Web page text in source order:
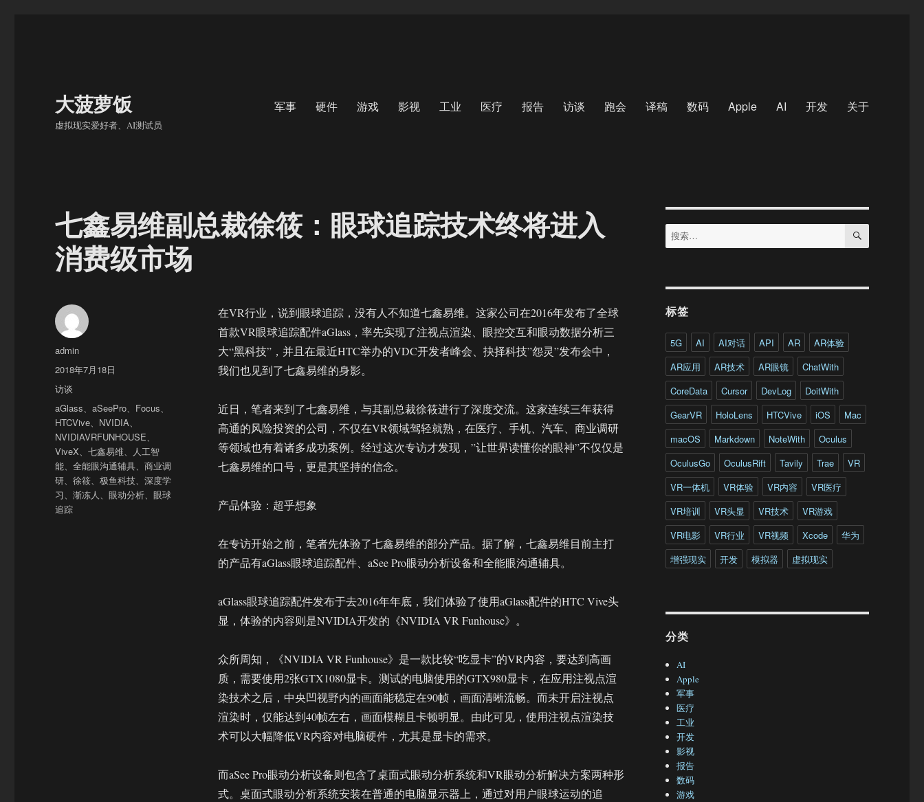
大菠萝饭
虚拟现实爱好者、AI测试员
军事 硬件 游戏 影视 工业 医疗 报告 访谈 跑会 译稿 数码 Apple AI 开发 关于
七鑫易维副总裁徐筱：眼球追踪技术终将进入
消费级市场
在VR行业，说到眼球追踪，没有人不知道七鑫易维。这家公司在2016年发布了全球
首款VR眼球追踪配件aGlass，率先实现了注视点渲染、眼控交互和眼动数据分析三
大“黑科技”，并且在最近HTC举办的VDC开发者峰会、抉择科技”怨灵”发布会中，
我们也见到了七鑫易维的身影。
近日，笔者来到了七鑫易维，与其副总裁徐筱进行了深度交流。这家连续三年获得
高通的风险投资的公司，不仅在VR领域驾轻就熟，在医疗、手机、汽车、商业调研
等领域也有着诸多成功案例。经过这次专访才发现，”让世界读懂你的眼神”不仅仅是
七鑫易维的口号，更是其坚持的信念。
产品体验：超乎想象
在专访开始之前，笔者先体验了七鑫易维的部分产品。据了解，七鑫易维目前主打
的产品有aGlass眼球追踪配件、aSee Pro眼动分析设备和全能眼沟通辅具。
aGlass眼球追踪配件发布于去2016年年底，我们体验了使用aGlass配件的HTC Vive头
显，体验的内容则是NVIDIA开发的《NVIDIA VR Funhouse》。
众所周知，《NVIDIA VR Funhouse》是一款比较“吃显卡”的VR内容，要达到高画
质，需要使用2张GTX1080显卡。测试的电脑使用的GTX980显卡，在应用注视点渲
染技术之后，中央凹视野内的画面能稳定在90帧，画面清晰流畅。而未开启注视点
渲染时，仅能达到40帧左右，画面模糊且卡顿明显。由此可见，使用注视点渲染技
术可以大幅降低VR内容对电脑硬件，尤其是显卡的需求。
而aSee Pro眼动分析设备则包含了桌面式眼动分析系统和VR眼动分析解决方案两种形
式。桌面式眼动分析系统安装在普通的电脑显示器上，通过对用户眼球运动的追
作
者
admin
发
布
于
2018年7月18日
分
类
访谈
标
签
aGlass、aSeePro、 Focus、
HTCVive、 NVIDIA、
NVIDIAVRFUNHOUSE、
ViveX、七鑫易维、 人工智
能、全能眼沟通辅具、商业调
研、徐筱、极鱼科技、深度学
习、渐冻人、眼动分析、眼球
追踪
搜
索：
搜
标签
5G AI AI对话 API AR
AR体验
AR应用
AR技术 AR眼镜
ChatWith
CoreData
Cursor DevLog
DoitWith
GearVR
HoloLens HTCVive iOS
Mac
macOS
Markdown NoteWith
Oculus
OculusGo
OculusRift Tavily Trae
VR
VR一体机
VR体验 VR内容
VR医疗
VR培训
VR头显 VR技术
VR游戏
VR电影
VR行业 VR视频 Xcode
华为
增强现实
开发 模拟器 虚拟现实
分类
AI
Apple
军事
医疗
工业
开发
影视
报告
数码
游戏